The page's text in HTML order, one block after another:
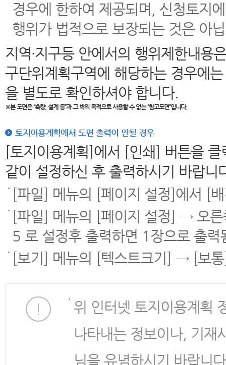
경우에 한하여 제공되며, 신청토지
행위가 법적으로 보장되는 것은 아
지역·지구등 안에서의 행위제한내용
구단위계획구역에 해당하는 경우에
을 별도로 확인하셔야 합니다.
※본 도면은“측량, 설계 등”과 그 밖의 목적으로 사용할 수 없는 “참고도면”입니다.
토지이용계획에서 도면 출력이 안될 경우
[토지이용계획]에서 [인쇄] 버튼을
같이 설정하신 후 출력하시기 바랍니
[파일] 메뉴의 [페이지 설정]에서 [
[파일] 메뉴의 [페이지 설정] → 오
5 로 설정후 출력하면 1장으로 출력
[보기] 메뉴의 [텍스트크기] → [보
위 인터넷 토지이용계획
나타내는 정보이나, 기재
님을 유념하시기 바랍니